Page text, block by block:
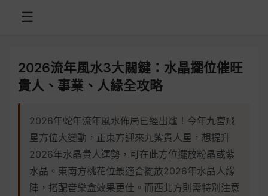
☰
2026流年風水3大關鍵：水晶擺位催旺
貴人、事業、人緣全攻略
2026年蛇年流年風水佈局已經出爐！今年九宮飛
星方位大變動，正東方迎來九紫貴人星，想提升
2026年水晶貴人運勢，可在此方位擺放粉晶或紫
水晶。東南方桃花位最適合擺放2026年水晶人緣
陣，搭配音樂盒效果更佳。而西北方則需特別注意